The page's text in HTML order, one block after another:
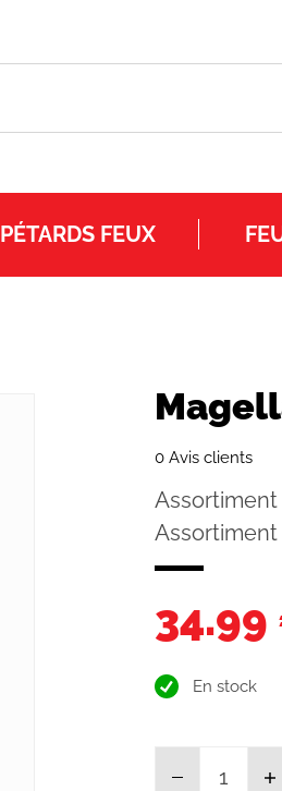
PÉTARDS FEUX
0 Avis clients
Assortiment
En stock